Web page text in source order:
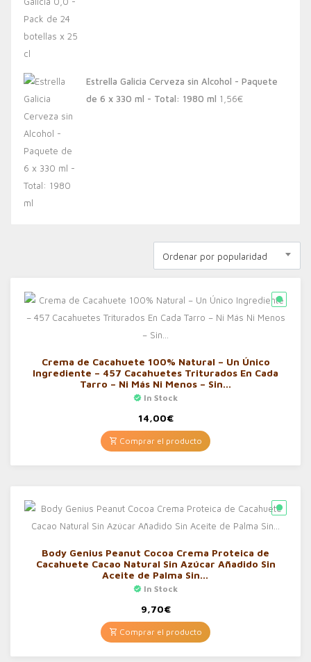
Estrella Galicia Cerveza sin Alcohol - Paquete
de 6 x 330 ml - Total: 1980 ml 1,56€
Ordenar por popularidad
Crema de Cacahuete 100% Natural – Un Único
Ingrediente – 457 Cacahuetes Triturados En Cada
Tarro – Ni Más Ni Menos – Sin…
In Stock
14,00€
Comprar el producto
Body Genius Peanut Cocoa Crema Proteica de
Cacahuete Cacao Natural Sin Azúcar Añadido Sin
Aceite de Palma Sin…
In Stock
9,70€
Comprar el producto